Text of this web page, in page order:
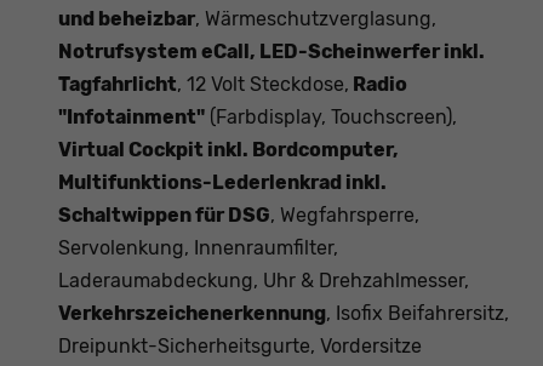
und beheizbar, Wärmeschutzverglasung,
Notrufsystem eCall, LED-Scheinwerfer inkl.
Tagfahrlicht, 12 Volt Steckdose, Radio
"Infotainment" (Farbdisplay, Touchscreen),
Virtual Cockpit inkl. Bordcomputer,
Multifunktions-Lederlenkrad inkl.
Schaltwippen für DSG, Wegfahrsperre,
Servolenkung, Innenraumfilter,
Laderaumabdeckung, Uhr & Drehzahlmesser,
Verkehrszeichenerkennung, Isofix Beifahrersitz,
Dreipunkt-Sicherheitsgurte, Vordersitze